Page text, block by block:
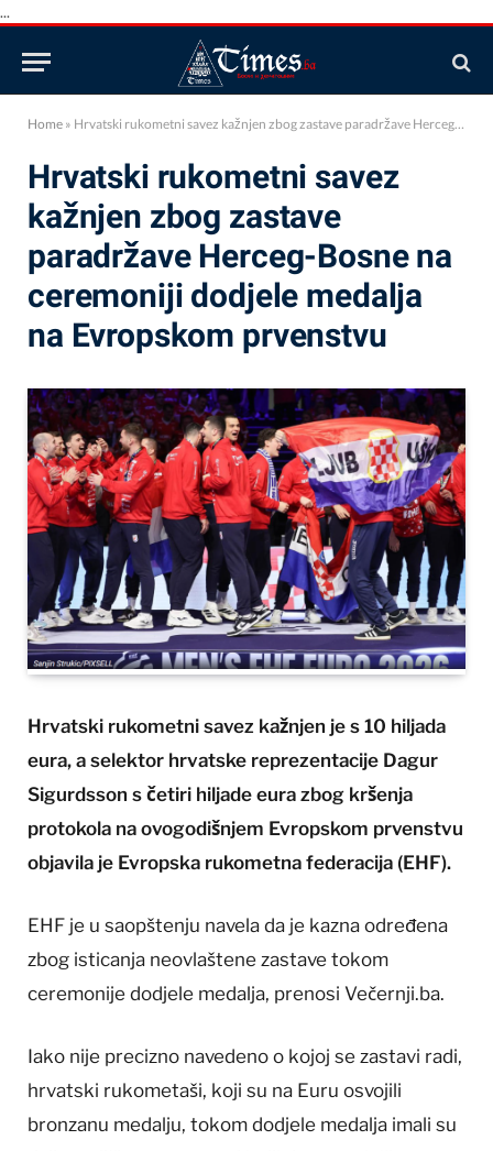
...
Home » Hrvatski rukometni savez kažnjen zbog zastave paradržave Herceg-Bosne na ceremoniji dodjele medalja na Evropskom prvenstvu
Hrvatski rukometni savez
kažnjen zbog zastave
paradržave Herceg-Bosne na
ceremoniji dodjele medalja
na Evropskom prvenstvu
Hrvatski rukometni savez kažnjen je s 10 hiljada
eura, a selektor hrvatske reprezentacije Dagur
Sigurdsson s četiri hiljade eura zbog kršenja
protokola na ovogodišnjem Evropskom prvenstvu
objavila je Evropska rukometna federacija (EHF).
EHF je u saopštenju navela da je kazna određena
zbog isticanja neovlaštene zastave tokom
ceremonije dodjele medalja, prenosi Večernji.ba.
Iako nije precizno navedeno o kojoj se zastavi radi,
hrvatski rukometaši, koji su na Euru osvojili
bronzanu medalju, tokom dodjele medalja imali su